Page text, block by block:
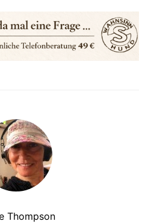
Thompson